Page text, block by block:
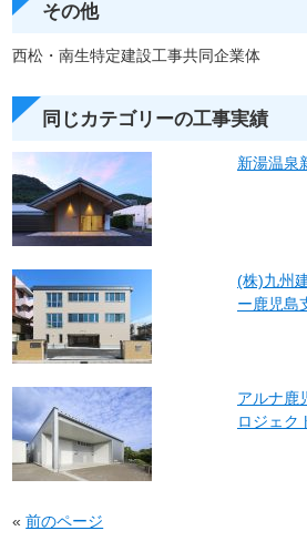
その他
西松・南生特定建設工事共同企業体
同じカテゴリーの工事実績
新湯温泉
(株)九州
ー鹿児島
アルナ鹿
ロジェク
«前のページ